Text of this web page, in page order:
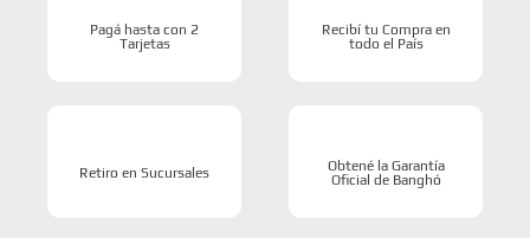
Pagá hasta con 2
Tarjetas
Recibí tu Compra en
todo el País
Retiro en Sucursales Obtené la Garantía
Oficial de Banghó